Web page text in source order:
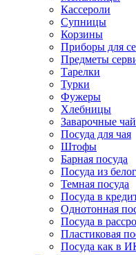
Кассероли
Супницы
Корзины
Приборы для
Предметы
Тарелки
Турки
Фужеры
Хлебницы
Заварочные
Посуда для чая
Штофы
Барная посуда
Посуда из
Темная посуда
Посуда в
Однотонная
Посуда в
Пластиковая
Посуда как в